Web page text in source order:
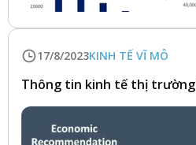
17/8/2023KINH TẾ VĨ MÔ
Thông tin kinh tế thị trường